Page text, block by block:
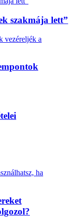
szakmája lett”